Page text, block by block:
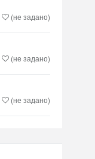
(не задано)
(не задано)
(не задано)